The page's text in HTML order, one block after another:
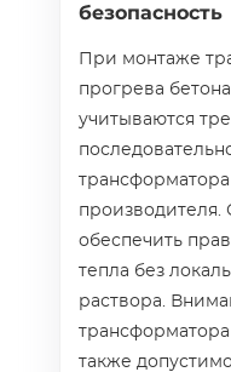
безопасность
При монтаже
прогрева
учитываются
производителя.
обеспечить
тепла без
раствора.
также